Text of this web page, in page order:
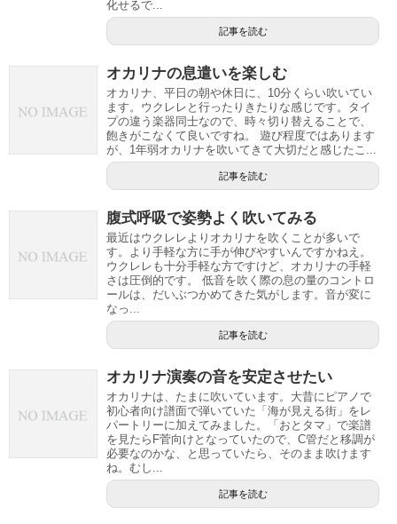
化せるで...
記事を読む
オカリナの息遣いを楽しむ
オカリナ、平日の朝や休日に、10分くらい吹いてい
ます。ウクレレと行ったりきたりな感じです。タイ
プの違う楽器同士なので、時々切り替えることで、
飽きがこなくて良いですね。 遊び程度ではあります
が、1年弱オカリナを吹いてきて大切だと感じたこ...
記事を読む
腹式呼吸で姿勢よく吹いてみる
最近はウクレレよりオカリナを吹くことが多いで
す。より手軽な方に手が伸びやすいんですかねえ。
ウクレレも十分手軽な方ですけど、オカリナの手軽
さは圧倒的です。 低音を吹く際の息の量のコントロ
ールは、だいぶつかめてきた気がします。音が変に
なっ...
記事を読む
オカリナ演奏の音を安定させたい
オカリナは、たまに吹いています。大昔にピアノで
初心者向け譜面で弾いていた「海が見える街」をレ
パートリーに加えてみました。「おとタマ」で楽譜
を見たらF菅向けとなっていたので、C管だと移調が
必要なのかな、と思っていたら、そのまま吹けます
ね。むし...
記事を読む